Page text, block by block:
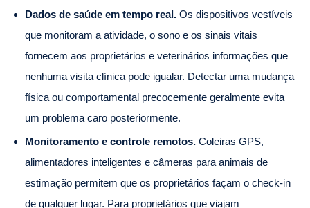
Dados de saúde em tempo real. Os dispositivos vestíveis
que monitoram a atividade, o sono e os sinais vitais
fornecem aos proprietários e veterinários informações que
nenhuma visita clínica pode igualar. Detectar uma mudança
física ou comportamental precocemente geralmente evita
um problema caro posteriormente.
Monitoramento e controle remotos. Coleiras GPS,
alimentadores inteligentes e câmeras para animais de
estimação permitem que os proprietários façam o check-in
de qualquer lugar. Para proprietários que viajam